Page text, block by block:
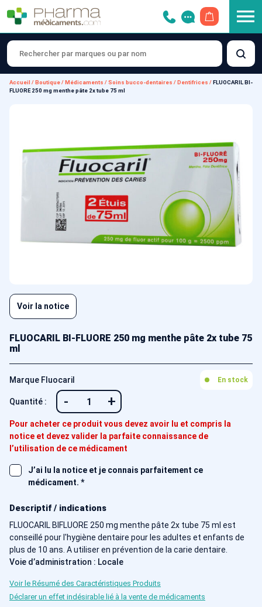
Accueil / Boutique/ Médicaments /Soins bucco-dentaires / Dentifrices / FLUOCARIL BI-
FLUORE 250 mg menthe pâte 2x tube 75 ml
Voir la notice
FLUOCARIL BI-FLUORE 250 mg menthe pâte 2x tube 75
ml
Marque Fluocaril En stock
Quantité : - +
Pour acheter ce produit vous devez avoir lu et compris la
notice et devez valider la parfaite connaissance de
l’utilisation de ce médicament
J’ai lu la notice et je connais parfaitement ce
médicament. *
Descriptif / indications
FLUOCARIL BIFLUORE 250 mg menthe pâte 2x tube 75 ml est
conseillé pour l'hygiène dentaire pour les adultes et enfants de
plus de 10 ans. A utiliser en prévention de la carie dentaire.
Voie d’administration : Locale
Voir le Résumé des Caractéristiques Produits
Déclarer un effet indésirable lié à la vente de médicaments